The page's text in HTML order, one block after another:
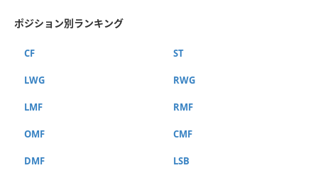
ポジション別ランキング
CF ST
LWG RWG
LMF RMF
OMF CMF
DMF LSB